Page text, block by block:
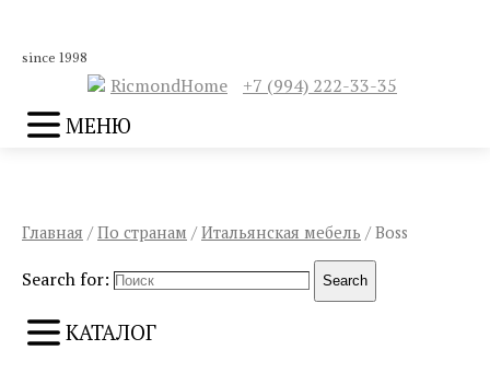
since 1998
RicmondHome +7 (994) 222-33-35
МЕНЮ
Главная /По странам /Итальянская мебель / Boss
Search for: Search
КАТАЛОГ